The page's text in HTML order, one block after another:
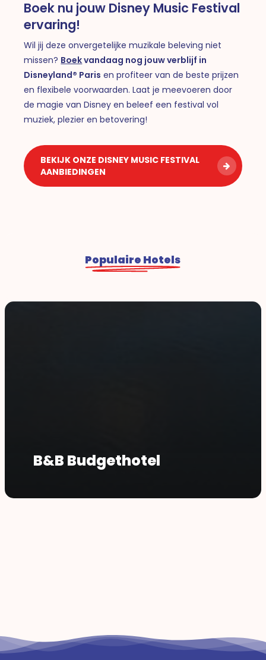
Boek nu jouw Disney Music Festival
ervaring!
Wil jij deze onvergetelijke muzikale beleving niet
missen? Boekvandaag nog jouw verblijf in
Disneyland® Paris en profiteer van de beste prijzen
en flexibele voorwaarden. Laat je meevoeren door
de magie van Disney en beleef een festival vol
muziek, plezier en betovering!
BEKIJK ONZE DISNEY MUSIC FESTIVAL
AANBIEDINGEN
Populaire Hotels
B&B Budgethotel